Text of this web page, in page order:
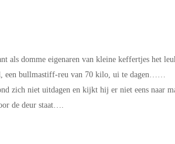
als domme eigenaren van kleine keffertjes het
een bullmastiff-reu van 70 kilo, ui te dagen……
zich niet uitdagen en kijkt hij er niet eens naar
de deur staat….